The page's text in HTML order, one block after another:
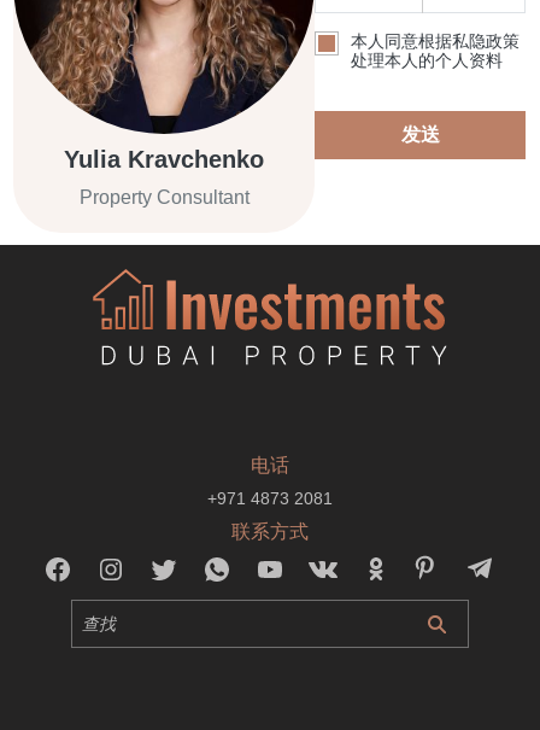
Yulia Kravchenko
Property Consultant
本人同意根据私隐政策
处理本人的个人资料
发送
电话
+971 4873 2081
联系方式